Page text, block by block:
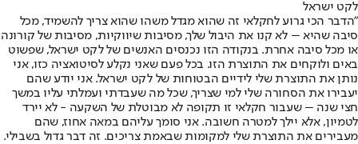
לקט ישראל
"הדבר הכי גרוע לחקלאי זה שהוא מגדל משהו שהוא צריך להשמיד, מכל
סיבה שהיא – לא קנו את היבול שלך, מסיבות שיווקיות, מסיבות של קורונה
או מכל סיבה אחרת. בנקודה הזו נכנסים האנשים של לקט ישראל, שפשוט
באים ולוקחים את התוצרת הזו. בכל פעם שאני נקלע לסיטואציה כזו, אני
נותן את התוצרת שלי לידיים הבטוחות של לקט ישראל. אני יודע שהם
יעבירו את הסחורה שלי למי שצריך, שכל מה שעבדתי ועמלתי עליו במשך
חצי שנה – שעבור חקלאי זו תקופה לא מבוטלת של השקעה - לא יירד
לטמיון, אלא יילך למטרה חשובה. אני סומך עליהם במאה אחוז, שהם
מעבירים את התוצרת שלי למקומות שבאמת צריכים. זה דבר גדול בשבילי.